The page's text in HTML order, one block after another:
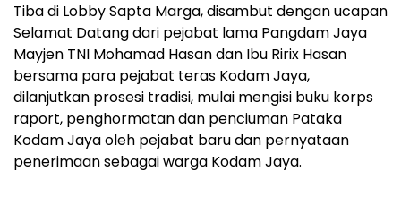
Tiba di Lobby Sapta Marga, disambut dengan ucapan
Selamat Datang dari pejabat lama Pangdam Jaya
Mayjen TNI Mohamad Hasan dan Ibu Ririx Hasan
bersama para pejabat teras Kodam Jaya,
dilanjutkan prosesi tradisi, mulai mengisi buku korps
raport, penghormatan dan penciuman Pataka
Kodam Jaya oleh pejabat baru dan pernyataan
penerimaan sebagai warga Kodam Jaya.